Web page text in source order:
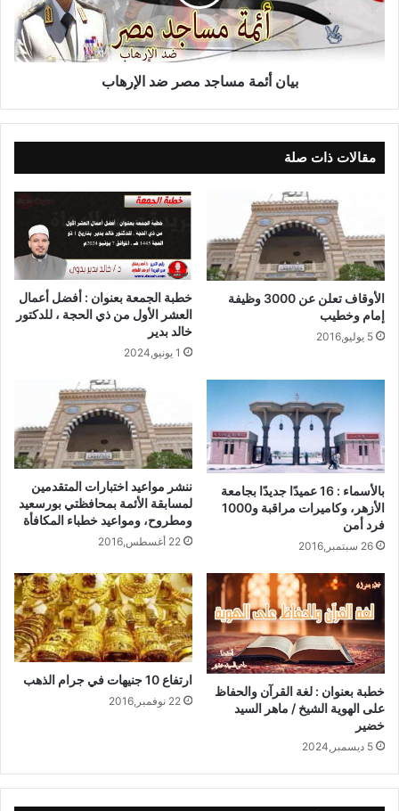
بيان أئمة مساجد مصر ضد الإرهاب
مقالات ذات صلة
الأوقاف تعلن عن 3000 وظيفة
إمام وخطيب
5 يوليو,2016
خطبة الجمعة بعنوان : أفضل أعمال
العشر الأول من ذي الحجة ، للدكتور
خالد بدير
1 يونيو,2024
بالأسماء : 16 عميدًا جديدًا بجامعة
الأزهر، وكاميرات مراقبة و1000
فرد أمن
26 سبتمبر,2016
ننشر مواعيد اختبارات المتقدمين
لمسابقة الأئمة بمحافظتي بورسعيد
ومطروح، ومواعيد خطباء المكافأة
22 أغسطس,2016
خطبة بعنوان : لغة القرآن والحفاظ
على الهوية الشيخ / ماهر السيد
خضير
5 ديسمبر,2024
ارتفاع 10 جنيهات في جرام الذهب
22 نوفمبر,2016